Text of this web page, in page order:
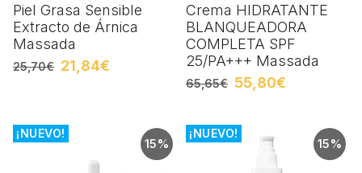
Piel Grasa Sensible
Extracto de Árnica
Massada
25,70€ 21,84€
Crema HIDRATANTE
BLANQUEADORA
COMPLETA SPF
25/PA+++ Massada
65,65€ 55,80€
15%
¡NUEVO!
15%
¡NUEVO!